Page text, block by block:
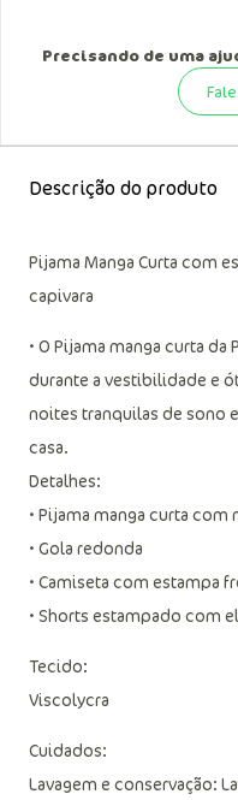
Precisando de uma
Descrição do produto
Pijama Manga Curta com
capivara
• O Pijama manga curta
durante a vestibilidade e
noites tranquilas de sono
casa.
Detalhes:
• Pijama manga curta
• Gola redonda
• Camiseta com estampa
• Shorts estampado com
Tecido:
Viscolycra
Cuidados:
Lavagem e conservação: